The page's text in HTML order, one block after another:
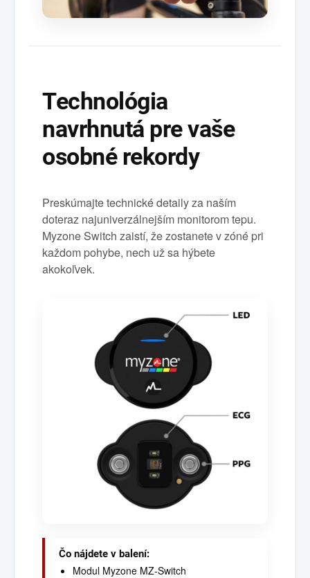
Technológia
navrhnutá pre vaše
osobné rekordy
Preskúmajte technické detaily za naším
doteraz najuniverzálnejším monitorom tepu.
Myzone Switch zaistí, že zostanete v zóné pri
každom pohybe, nech už sa hýbete
akokoľvek.
Čo nájdete v balení:
Modul Myzone MZ-Switch